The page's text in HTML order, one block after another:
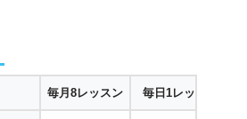
毎月8レッスン 毎日1レッスン